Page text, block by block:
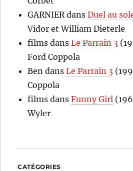
GARNIERdansDuel au
Vidor et William Dieterle
films dansLe Parrain 3
Ford Coppola
Ben dansLe Parrain 3
Coppola
films dansFunny Girl
Wyler
CATÉGORIES